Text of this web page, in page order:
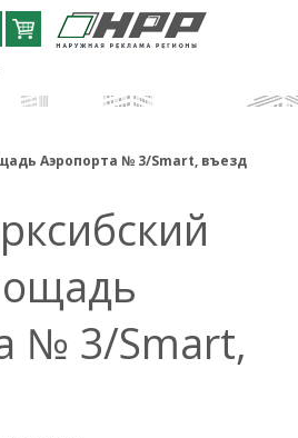
Аэропорта № 3/Smart, въезд
№ 3/Smart,